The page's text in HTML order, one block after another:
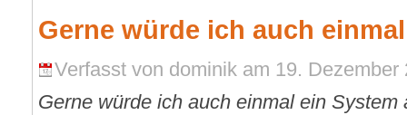
Gerne würde ich auch einmal
Verfasst von dominik am 19. Dezember
Gerne würde ich auch einmal ein